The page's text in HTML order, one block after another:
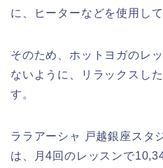
に、ヒーターなどを使用し
そのため、ホットヨガのレ
ないように、リラックスし
す。
ララアーシャ 戸越銀座スタ
は、月4回のレッスンで